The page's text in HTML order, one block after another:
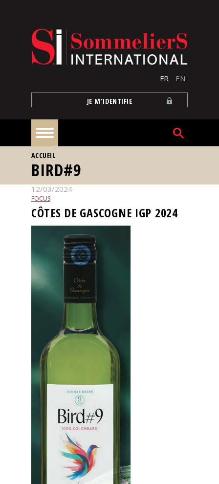
FR EN
JE M'IDENTIFIE
À
une
Reportages
événements
dégustation
Sommelleries
magazine
Télécharger
Revue
VOUS ÊTES ICI
ACCUEIL
BIRD#9
12/03/2024
FOCUS
CÔTES DE GASCOGNE IGP 2024